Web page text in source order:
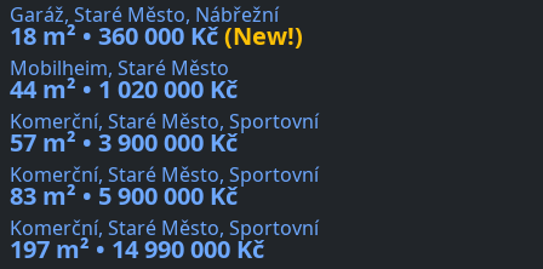
Garáž, Staré Město, Nábřežní
18 m² • 360 000 Kč(New!)
Mobilheim, Staré Město
44 m² • 1 020 000 Kč
Komerční, Staré Město, Sportovní
57 m² • 3 900 000 Kč
Komerční, Staré Město, Sportovní
83 m² • 5 900 000 Kč
Komerční, Staré Město, Sportovní
197 m² • 14 990 000 Kč